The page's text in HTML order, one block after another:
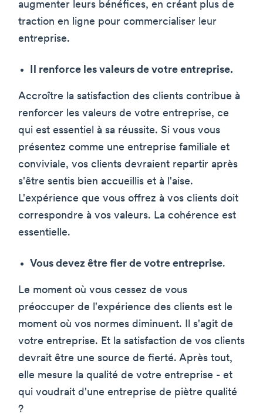
augmenter leurs bénéfices, en créant plus de
traction en ligne pour commercialiser leur
entreprise.
Il renforce les valeurs de votre entreprise.
Accroître la satisfaction des clients contribue à
renforcer les valeurs de votre entreprise, ce
qui est essentiel à sa réussite. Si vous vous
présentez comme une entreprise familiale et
conviviale, vos clients devraient repartir après
s'être sentis bien accueillis et à l'aise.
L'expérience que vous offrez à vos clients doit
correspondre à vos valeurs. La cohérence est
essentielle.
Vous devez être fier de votre entreprise.
Le moment où vous cessez de vous
préoccuper de l'expérience des clients est le
moment où vos normes diminuent. Il s'agit de
votre entreprise. Et la satisfaction de vos clients
devrait être une source de fierté. Après tout,
elle mesure la qualité de votre entreprise - et
qui voudrait d'une entreprise de piètre qualité
?